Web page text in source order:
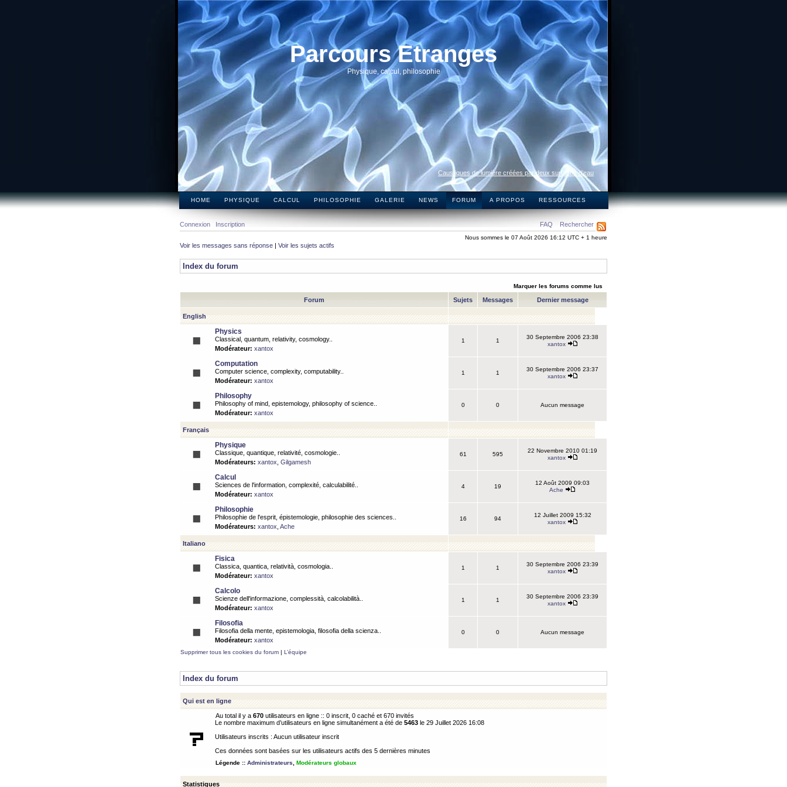
Parcours Etranges
Physique, calcul, philosophie
Caustiques de lumière créées par deux surfaces d’eau
HOME PHYSIQUE CALCUL PHILOSOPHIE GALERIE NEWS FORUM A PROPOS RESSOURCES
FAQ Rechercher
Connexion Inscription
Nous sommes le 07 Août 2026 16:12 UTC + 1 heure
Voir les messages sans réponse | Voir les sujets actifs
Index du forum
Marquer les forums comme lus
Forum Sujets Messages Dernier message
English
Physics
Classical, quantum, relativity, cosmology..
Modérateur: xantox
1 1
30 Septembre 2006 23:38
xantox
Computation
Computer science, complexity, computability..
Modérateur: xantox
1 1
30 Septembre 2006 23:37
xantox
Philosophy
Philosophy of mind, epistemology, philosophy of science..
Modérateur: xantox
0 0 Aucun message
Français
Physique
Classique, quantique, relativité, cosmologie..
Modérateurs: xantox Gilgamesh
61 595
22 Novembre 2010 01:19
xantox
Calcul
Sciences de l'information, complexité, calculabilité..
Modérateur: xantox
4 19
12 Août 2009 09:03
Ache
Philosophie
Philosophie de l'esprit, épistemologie, philosophie des sciences..
Modérateurs: xantox Ache
16 94
12 Juillet 2009 15:32
xantox
Italiano
Fisica
Classica, quantica, relatività, cosmologia..
Modérateur: xantox
1 1
30 Septembre 2006 23:39
xantox
Calcolo
Scienze dell'informazione, complessità, calcolabilità..
Modérateur: xantox
1 1
30 Septembre 2006 23:39
xantox
Filosofia
Filosofia della mente, epistemologia, filosofia della scienza..
Modérateur: xantox
0 0 Aucun message
Supprimer tous les cookies du forum | L’équipe
Index du forum
Qui est en ligne
Au total il y a 670 utilisateurs en ligne :: 0 inscrit, 0 caché et 670 invités
Le nombre maximum d’utilisateurs en ligne simultanément a été de 5463 le 29 Juillet 2026 16:08
Utilisateurs inscrits : Aucun utilisateur inscrit
Ces données sont basées sur les utilisateurs actifs des 5 dernières minutes
Légende :: Administrateurs Modérateurs globaux
Statistiques